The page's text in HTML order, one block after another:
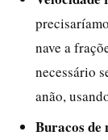
nave a
necessário
anão,
Buracos de